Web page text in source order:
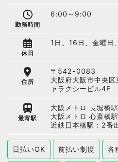
勤務時間
6:00～9:00
休日
1日、16日、金曜日
住所
〒542-0083
大阪府大阪市中央
ャラクシービル4F
最寄駅
大阪メトロ 長堀橋
大阪メトロ 心斎橋
近鉄日本橋駅：2番
日払いOK 前払い制度 各